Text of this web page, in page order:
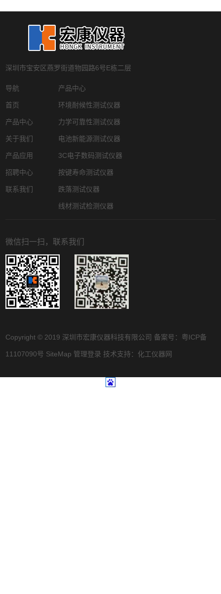
深圳市宝安区燕罗街道物园路6号E栋二层
导航
首页
产品中心
关于我们
产品应用
招聘中心
联系我们
产品中心
环境耐候性测试仪器
力学可靠性测试仪器
电池新能源测试仪器
3C电子数码测试仪器
按键寿命测试仪器
跌落测试仪器
线材测试检测仪器
微信扫一扫，联系我们
Copyright © 2019 深圳市宏康仪器科技有限公司 备案号： 粤ICP备
11107090号 SiteMap 管理登录 技术支持： 化工仪器网